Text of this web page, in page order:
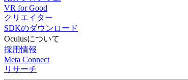
VR for Good
クリエイター
SDKのダウンロード
Oculusについて
採用情報
Meta Connect
リサーチ